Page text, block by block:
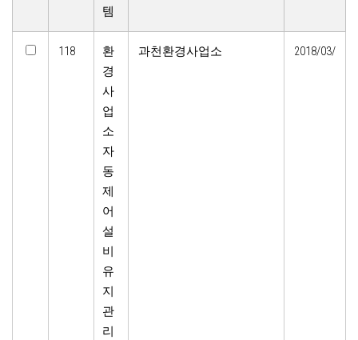
템
118
환
경
사
업
소
자
동
제
어
설
비
유
지
관
리
과천환경사업소 2018/03/